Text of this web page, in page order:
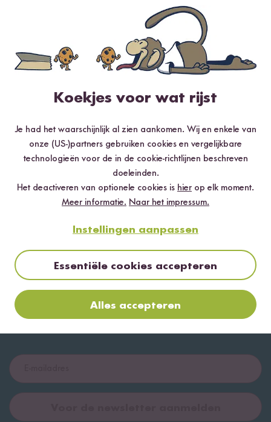
Loading...
501
Biologische Basmati
Rijst
vanaf 4,99 €8,32 € / kg
222
Kokosmelk
vanaf 1,99 €7,96 € / L
Recepten per e-mail ontvangen
Koekjes voor wat rijst
Je had het waarschijnlijk al zien aankomen. Wij en enkele van
onze (US-)partners gebruiken cookies en vergelijkbare
technologieën voor de in de cookie-richtlijnen beschreven
doeleinden.
Het deactiveren van optionele cookies is hier op elk moment.
Meer informatie. Naar het impressum.
Instellingen aanpassen
Essentiële cookies accepteren
Alles accepteren